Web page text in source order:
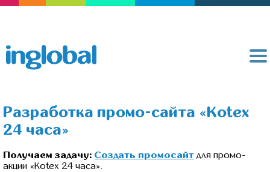
Разработка промо-сайта «Kotex
24 часа»
Получаем задачу: Создать промосайт для промо-
акции «Kotex 24 часа».